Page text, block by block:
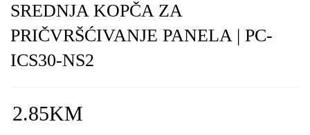
SREDNJA KOPČA ZA
PRIČVRŠĆIVANJE PANELA | PC-
ICS30-NS2
2.85KM